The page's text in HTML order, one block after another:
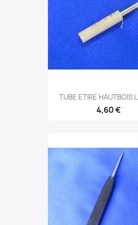
TUBE ETIRE HAUTBOIS
4,60 €